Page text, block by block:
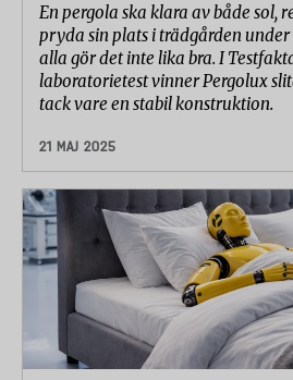
En pergola ska klara av både sol,
pryda sin plats i trädgården
alla gör det inte lika bra. I
laboratorietest vinner Pergolux
tack vare en stabil konstruktion.
21 MAJ 2025